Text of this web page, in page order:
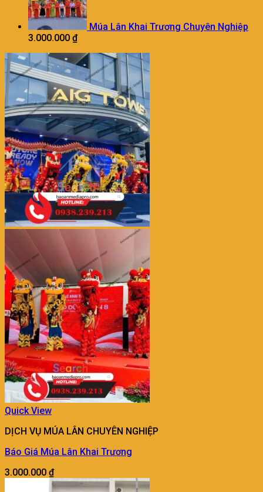
Múa Lân Khai Trương Chuyên Nghiệp
3.000.000 ₫
Quick View
DỊCH VỤ MÚA LÂN CHUYÊN NGHIỆP
Báo Giá Múa Lân Khai Trương
3.000.000 ₫